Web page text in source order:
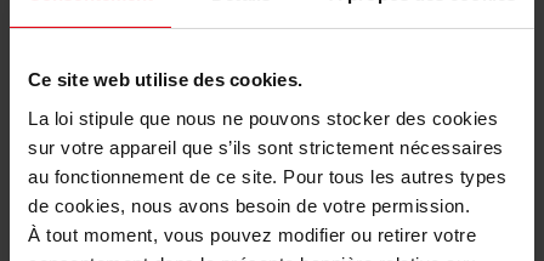
Ce site web utilise des cookies.
La loi stipule que nous ne pouvons stocker des cookies
sur votre appareil que s’ils sont strictement nécessaires
au fonctionnement de ce site. Pour tous les autres types
de cookies, nous avons besoin de votre permission.
À tout moment, vous pouvez modifier ou retirer votre
Beschrijving